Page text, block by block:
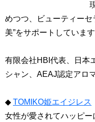
めつつ、ビューティー
美”をサポートしています
有限会社HBI代表、
日本
シャン、AEAJ認定アロ
◆ TOMIKO姫エイジレス
女性が愛されてハッピ